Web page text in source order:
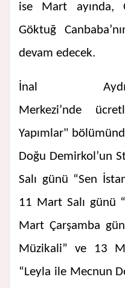
ise Mart ayında,
Göktuğ
devam edecek.
İnal
Merkezi’nde
Yapımlar"
Doğu Demirkol’un
Salı günü “Sen
11 Mart Salı günü
Mart Çarşamba
Müzikali” ve 13
“Leyla ile Mecnun